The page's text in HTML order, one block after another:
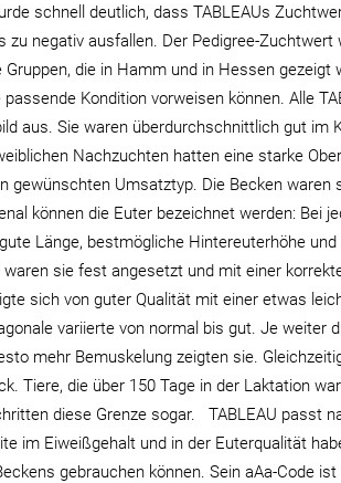
schnell deutlich, dass TABLEAUs
negativ ausfallen. Der Pedigree-Zuchtwert
die in Hamm und in Hessen gezeigt
Kondition vorweisen können. Alle
aus. Sie waren überdurchschnittlich gut im
Nachzuchten hatten eine starke
gewünschten Umsatztyp. Die Becken waren
können die Euter bezeichnet werden: Bei
Länge, bestmögliche Hintereuterhöhe und
sie fest angesetzt und mit einer
sich von guter Qualität mit einer etwas
variierte von normal bis gut. Je weiter
mehr Bemuskelung zeigten sie.
Tiere, die über 150 Tage in der Laktation
diese Grenze sogar. TABLEAU passt
im Eiweißgehalt und in der Euterqualität
gebrauchen können. Sein aAa-Code ist